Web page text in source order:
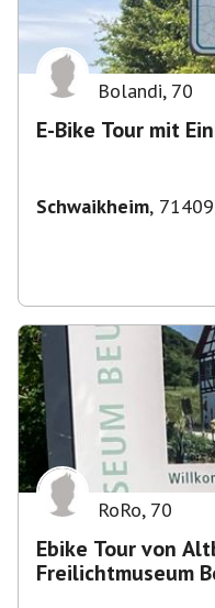
Bolandi, 70
E-Bike Tour mit
Schwaikheim,
RoRo, 70
Ebike Tour von
Freilichtmuseum